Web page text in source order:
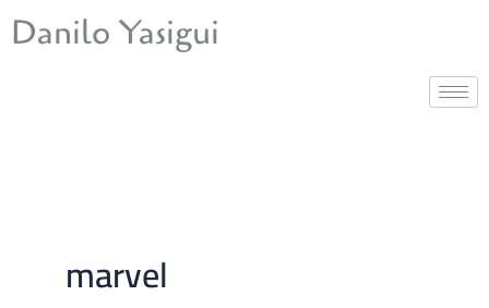
para
Danilo Yasigui
marvel